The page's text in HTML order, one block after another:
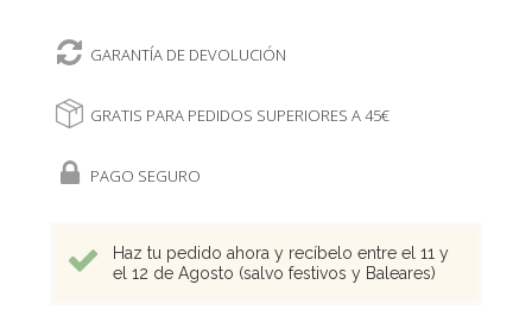
GARANTÍA DE DEVOLUCIÓN
GRATIS PARA PEDIDOS SUPERIORES A 45€
PAGO SEGURO
Haz tu pedido ahora y recíbelo entre el 11 y
el 12 de Agosto (salvo festivos y Baleares)